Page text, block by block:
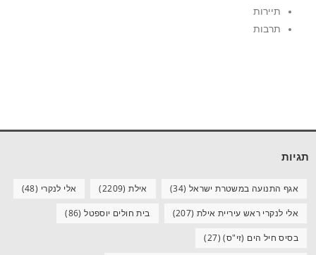
תיירות
תרבות
תגיות
אגף התנועה במשטרת ישראל (34) אילת(2209) אלי לנקרי (48)
אלי לנקרי ראש עיריית אילת (207) בית חולים יוספטל(86)
בסיס חיל הים (זי"ס)(27)